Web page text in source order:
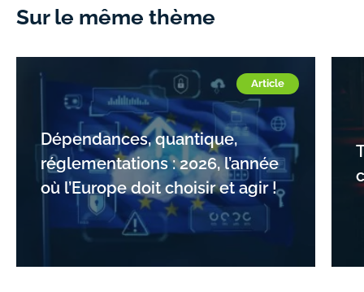
Sur le même thème
Article
Dépendances, quantique,
réglementations : 2026, l’année
où l’Europe doit choisir et agir !